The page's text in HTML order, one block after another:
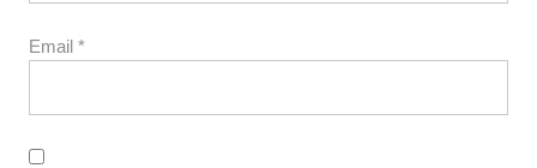
Email *